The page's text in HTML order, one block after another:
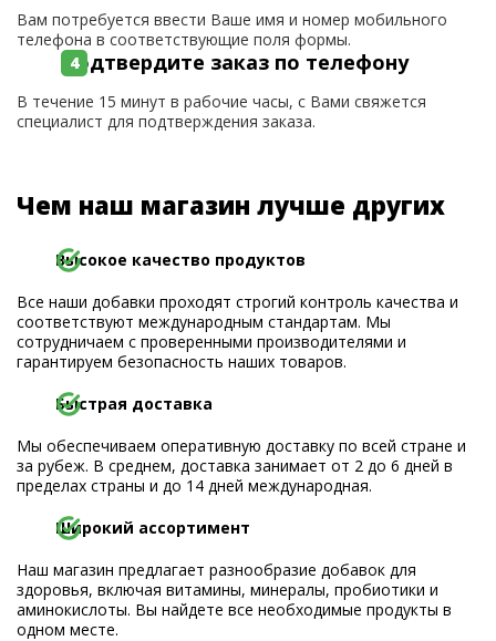
Вам потребуется ввести Ваше имя и номер мобильного
телефона в соответствующие поля формы.
Подтвердите заказ по телефону
В течение 15 минут в рабочие часы, с Вами свяжется
специалист для подтверждения заказа.
Чем наш магазин лучше других
Высокое качество продуктов
Все наши добавки проходят строгий контроль качества и
соответствуют международным стандартам. Мы
сотрудничаем с проверенными производителями и
гарантируем безопасность наших товаров.
Быстрая доставка
Мы обеспечиваем оперативную доставку по всей стране и
за рубеж. В среднем, доставка занимает от 2 до 6 дней в
пределах страны и до 14 дней международная.
Широкий ассортимент
Наш магазин предлагает разнообразие добавок для
здоровья, включая витамины, минералы, пробиотики и
аминокислоты. Вы найдете все необходимые продукты в
одном месте.